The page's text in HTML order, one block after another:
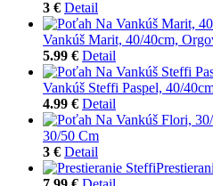
3 € Detail
Vankúš Marit, 40/40cm,
5.99 € Detail
Vankúš Steffi Paspel, 40/
4.99 € Detail
30/50 Cm
3 € Detail